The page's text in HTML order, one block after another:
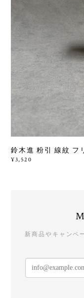
鈴木進 粉引 線紋 フ
¥3,520
新商品やキャンペ